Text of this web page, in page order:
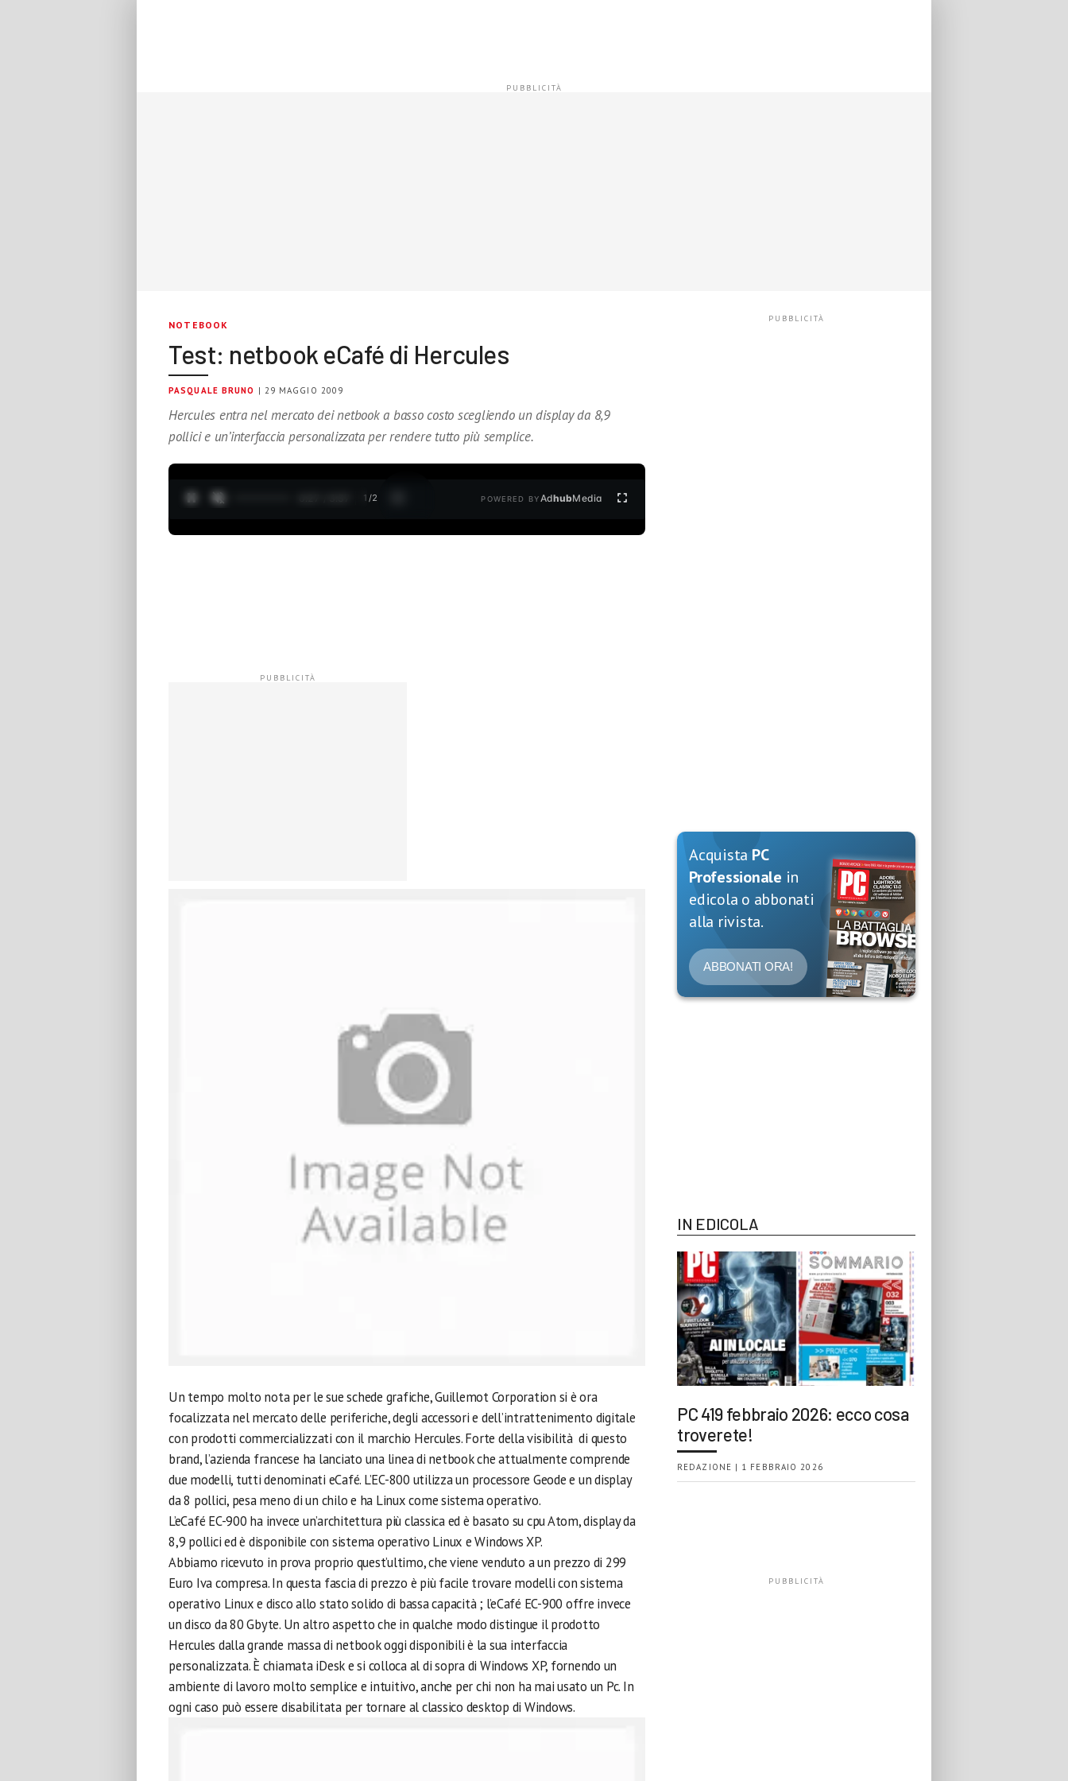
NOTEBOOK
Test: netbook eCafé di Hercules
PASQUALE BRUNO | 29 MAGGIO 2009
Hercules entra nel mercato dei netbook a basso costo scegliendo un display da 8,9
pollici e un’interfaccia personalizzata per rendere tutto più semplice.
1 /2 POWERED BYAdhubMedia
Un tempo molto nota per le sue schede grafiche, Guillemot Corporation si è ora
focalizzata nel mercato delle periferiche, degli accessori e dell’intrattenimento digitale
con prodotti commercializzati con il marchio Hercules. Forte della visibilità di questo
brand, l’azienda francese ha lanciato una linea di netbook che attualmente comprende
due modelli, tutti denominati eCafé. L’EC-800 utilizza un processore Geode e un display
da 8 pollici, pesa meno di un chilo e ha Linux come sistema operativo.
L’eCafé EC-900 ha invece un’architettura più classica ed è basato su cpu Atom, display da
8,9 pollici ed è disponibile con sistema operativo Linux e Windows XP.
Abbiamo ricevuto in prova proprio quest’ultimo, che viene venduto a un prezzo di 299
Euro Iva compresa. In questa fascia di prezzo è più facile trovare modelli con sistema
operativo Linux e disco allo stato solido di bassa capacità ; l’eCafé EC-900 offre invece
un disco da 80 Gbyte. Un altro aspetto che in qualche modo distingue il prodotto
Hercules dalla grande massa di netbook oggi disponibili è la sua interfaccia
personalizzata. È chiamata iDesk e si colloca al di sopra di Windows XP, fornendo un
ambiente di lavoro molto semplice e intuitivo, anche per chi non ha mai usato un Pc. In
ogni caso può essere disabilitata per tornare al classico desktop di Windows.
Acquista PC
Professionale in
edicola o abbonati
alla rivista.
ABBONATI ORA!
IN EDICOLA
PC 419 febbraio 2026: ecco cosa
troverete!
REDAZIONE | 1 FEBBRAIO 2026